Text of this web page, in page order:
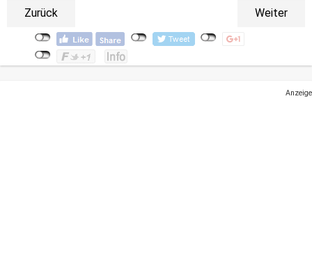
Zurück Weiter
Anzeige